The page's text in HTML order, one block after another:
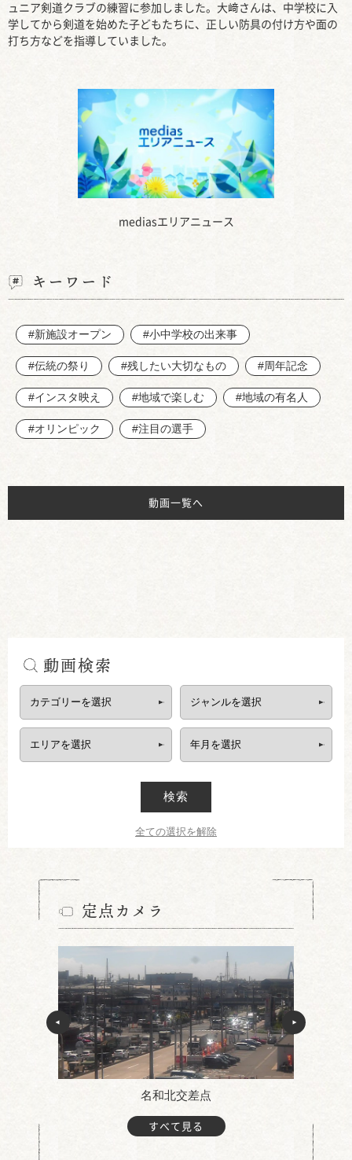
mediasエリアニュース
ュニア剣道クラブの練習に参加しました。大﨑さんは、中学校に入
学してから剣道を始めた子どもたちに、正しい防具の付け方や面の
打ち方などを指導していました。
キーワード
#新施設オープン #小中学校の出来事
#伝統の祭り #残したい大切なもの #周年記念
#インスタ映え #地域で楽しむ #地域の有名人
#オリンピック #注目の選手
動画一覧へ
動画検索
検索
全ての選択を解除
定点カメラ
名和北交差点
すべて見る